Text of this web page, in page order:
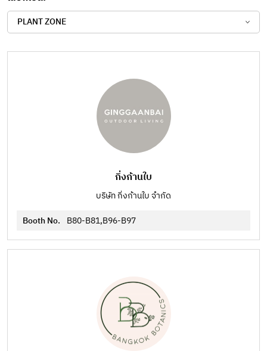
PLANT ZONE
กิ่งก้านใบ
บริษัท กิ่งก้านใบ จำกัด
Booth No. B80-B81,B96-B97